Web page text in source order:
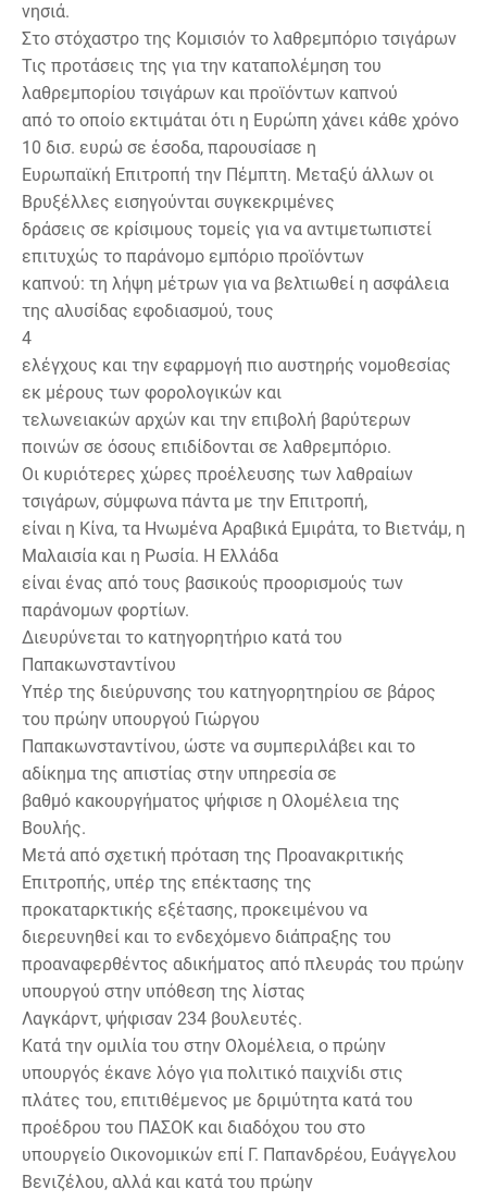
νησιά.
Στο στόχαστρο της Κομισιόν το λαθρεμπόριο τσιγάρων
Τις προτάσεις της για την καταπολέμηση του
λαθρεμπορίου τσιγάρων και προϊόντων καπνού
από το οποίο εκτιμάται ότι η Ευρώπη χάνει κάθε χρόνο
10 δισ. ευρώ σε έσοδα, παρουσίασε η
Ευρωπαϊκή Επιτροπή την Πέμπτη. Μεταξύ άλλων οι
Βρυξέλλες εισηγούνται συγκεκριμένες
δράσεις σε κρίσιμους τομείς για να αντιμετωπιστεί
επιτυχώς το παράνομο εμπόριο προϊόντων
καπνού: τη λήψη μέτρων για να βελτιωθεί η ασφάλεια
της αλυσίδας εφοδιασμού, τους
4
ελέγχους και την εφαρμογή πιο αυστηρής νομοθεσίας
εκ μέρους των φορολογικών και
τελωνειακών αρχών και την επιβολή βαρύτερων
ποινών σε όσους επιδίδονται σε λαθρεμπόριο.
Οι κυριότερες χώρες προέλευσης των λαθραίων
τσιγάρων, σύμφωνα πάντα με την Επιτροπή,
είναι η Κίνα, τα Ηνωμένα Αραβικά Εμιράτα, το Βιετνάμ, η
Μαλαισία και η Ρωσία. Η Ελλάδα
είναι ένας από τους βασικούς προορισμούς των
παράνομων φορτίων.
Διευρύνεται το κατηγορητήριο κατά του
Παπακωνσταντίνου
Υπέρ της διεύρυνσης του κατηγορητηρίου σε βάρος
του πρώην υπουργού Γιώργου
Παπακωνσταντίνου, ώστε να συμπεριλάβει και το
αδίκημα της απιστίας στην υπηρεσία σε
βαθμό κακουργήματος ψήφισε η Ολομέλεια της
Βουλής.
Μετά από σχετική πρόταση της Προανακριτικής
Επιτροπής, υπέρ της επέκτασης της
προκαταρκτικής εξέτασης, προκειμένου να
διερευνηθεί και το ενδεχόμενο διάπραξης του
προαναφερθέντος αδικήματος από πλευράς του πρώην
υπουργού στην υπόθεση της λίστας
Λαγκάρντ, ψήφισαν 234 βουλευτές.
Κατά την ομιλία του στην Ολομέλεια, ο πρώην
υπουργός έκανε λόγο για πολιτικό παιχνίδι στις
πλάτες του, επιτιθέμενος με δριμύτητα κατά του
προέδρου του ΠΑΣΟΚ και διαδόχου του στο
υπουργείο Οικονομικών επί Γ. Παπανδρέου, Ευάγγελου
Βενιζέλου, αλλά και κατά του πρώην